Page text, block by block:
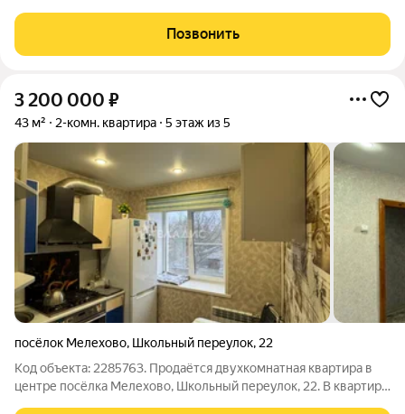
Позвонить
3 200 000 ₽
43 м² 2-комн. квартира 5 этаж из 5
посёлок Мелехово, Школьный переулок, 22
Код объекта: 2285763. Продаётся двухкомнатная квартира в
центре посёлка Мелехово, Школьный переулок, 22. В квартире